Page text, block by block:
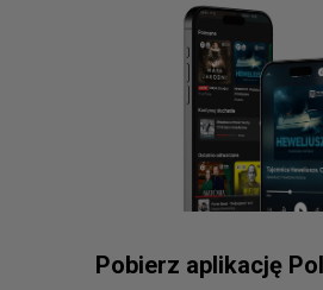
Pobierz aplikację